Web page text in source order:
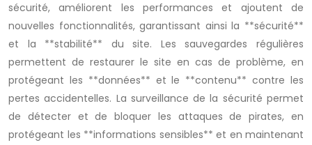
sécurité, améliorent les performances et ajoutent de
nouvelles fonctionnalités, garantissant ainsi la **sécurité**
et la **stabilité** du site. Les sauvegardes régulières
permettent de restaurer le site en cas de problème, en
protégeant les **données** et le **contenu** contre les
pertes accidentelles. La surveillance de la sécurité permet
de détecter et de bloquer les attaques de pirates, en
protégeant les **informations sensibles** et en maintenant